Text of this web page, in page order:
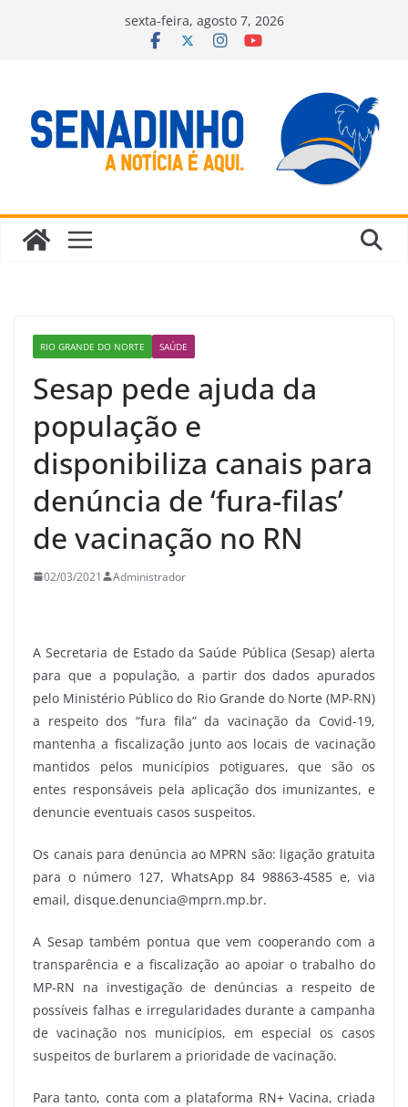
sexta-feira, agosto 7, 2026
RIO GRANDE DO NORTE SAÚDE
Sesap pede ajuda da
população e
disponibiliza canais para
denúncia de ‘fura-filas’
de vacinação no RN
02/03/2021 Administrador
A Secretaria de Estado da Saúde Pública (Sesap) alerta
para que a população, a partir dos dados apurados
pelo Ministério Público do Rio Grande do Norte (MP-RN)
a respeito dos “fura fila” da vacinação da Covid-19,
mantenha a fiscalização junto aos locais de vacinação
mantidos pelos municípios potiguares, que são os
entes responsáveis pela aplicação dos imunizantes, e
denuncie eventuais casos suspeitos.
Os canais para denúncia ao MPRN são: ligação gratuita
para o número 127, WhatsApp 84 98863-4585 e, via
email, disque.denuncia@mprn.mp.br.
A Sesap também pontua que vem cooperando com a
transparência e a fiscalização ao apoiar o trabalho do
MP-RN na investigação de denúncias a respeito de
possíveis falhas e irregularidades durante a campanha
de vacinação nos municípios, em especial os casos
suspeitos de burlarem a prioridade de vacinação.
Para tanto, conta com a plataforma RN+ Vacina, criada